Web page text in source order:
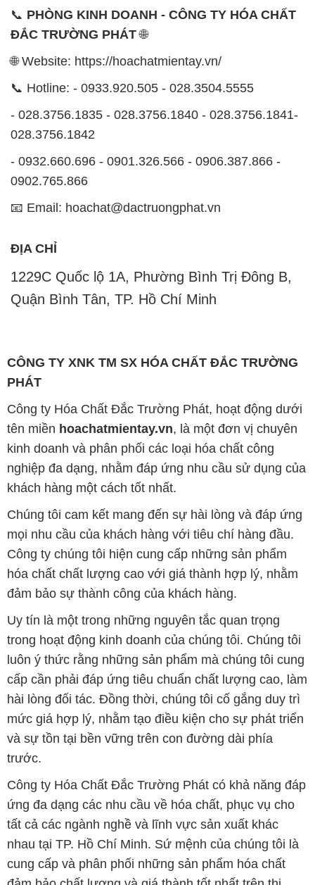
📞 PHÒNG KINH DOANH - CÔNG TY HÓA CHẤT
ĐẮC TRƯỜNG PHÁT🌐
🌐 Website: https://hoachatmientay.vn/
📞 Hotline: - 0933.920.505 - 028.3504.5555
- 028.3756.1835 - 028.3756.1840 - 028.3756.1841-
028.3756.1842
- 0932.660.696 - 0901.326.566 - 0906.387.866 -
0902.765.866
📧 Email: hoachat@dactruongphat.vn
ĐỊA CHỈ
1229C Quốc lộ 1A, Phường Bình Trị Đông B,
Quận Bình Tân, TP. Hồ Chí Minh
CÔNG TY XNK TM SX HÓA CHẤT ĐẮC TRƯỜNG
PHÁT
Công ty Hóa Chất Đắc Trường Phát, hoạt động dưới
tên miền hoachatmientay.vn, là một đơn vị chuyên
kinh doanh và phân phối các loại hóa chất công
nghiệp đa dạng, nhằm đáp ứng nhu cầu sử dụng của
khách hàng một cách tốt nhất.
Chúng tôi cam kết mang đến sự hài lòng và đáp ứng
mọi nhu cầu của khách hàng với tiêu chí hàng đầu.
Công ty chúng tôi hiện cung cấp những sản phẩm
hóa chất chất lượng cao với giá thành hợp lý, nhằm
đảm bảo sự thành công của khách hàng.
Uy tín là một trong những nguyên tắc quan trọng
trong hoạt động kinh doanh của chúng tôi. Chúng tôi
luôn ý thức rằng những sản phẩm mà chúng tôi cung
cấp cần phải đáp ứng tiêu chuẩn chất lượng cao, làm
hài lòng đối tác. Đồng thời, chúng tôi cố gắng duy trì
mức giá hợp lý, nhằm tạo điều kiện cho sự phát triển
và sự tồn tại bền vững trên con đường dài phía
trước.
Công ty Hóa Chất Đắc Trường Phát có khả năng đáp
ứng đa dạng các nhu cầu về hóa chất, phục vụ cho
tất cả các ngành nghề và lĩnh vực sản xuất khác
nhau tại TP. Hồ Chí Minh. Sứ mệnh của chúng tôi là
cung cấp và phân phối những sản phẩm hóa chất